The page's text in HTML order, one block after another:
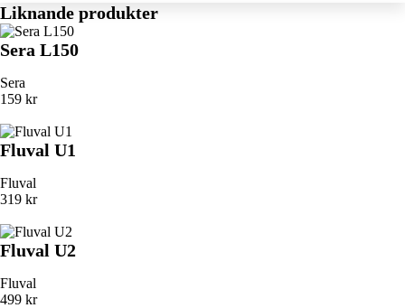
Liknande produkter
Sera L150
Sera
159 kr
Fluval U1
Fluval
319 kr
Fluval U2
Fluval
499 kr